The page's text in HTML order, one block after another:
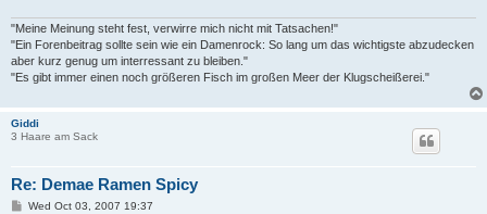
"Meine Meinung steht fest, verwirre mich nicht mit Tatsachen!"
"Ein Forenbeitrag sollte sein wie ein Damenrock: So lang um das wichtigste abzudecken
aber kurz genug um interressant zu bleiben."
"Es gibt immer einen noch größeren Fisch im großen Meer der Klugscheißerei."
Giddi
3 Haare am Sack
Re: Demae Ramen Spicy
PWed Oct 03, 2007 19:37